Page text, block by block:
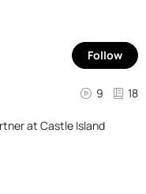
Follow
9 18
at Castle Island